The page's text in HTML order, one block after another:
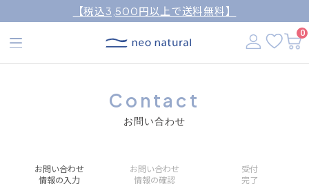
【税込3,500円以上で送料無料】
0
Contact
お問い合わせ
お問い合わせ
情報の入力
お問い合わせ
情報の確認
受付
完了